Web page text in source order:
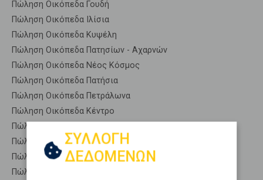
Πώληση Οικόπεδα Γουδή
Πώληση Οικόπεδα Ιλίσια
Πώληση Οικόπεδα Κυψέλη
Πώληση Οικόπεδα Πατησίων - Αχαρνών
Πώληση Οικόπεδα Νέος Κόσμος
Πώληση Οικόπεδα Πατήσια
Πώληση Οικόπεδα Πετράλωνα
Πώληση Οικόπεδα Κέντρο
Πώληση Οικόπεδα Άγιος Ελευθέριος - Προμπονά - Ριζού
Πώληση Οικόπεδα Αμπελόκηποι
Πώληση Οικόπεδα Άνω Πατήσια
Πώληση Οικόπεδα Αττική
ΣΥΛΛΟΓΗ
ΔΕΔΟΜΕΝΩΝ